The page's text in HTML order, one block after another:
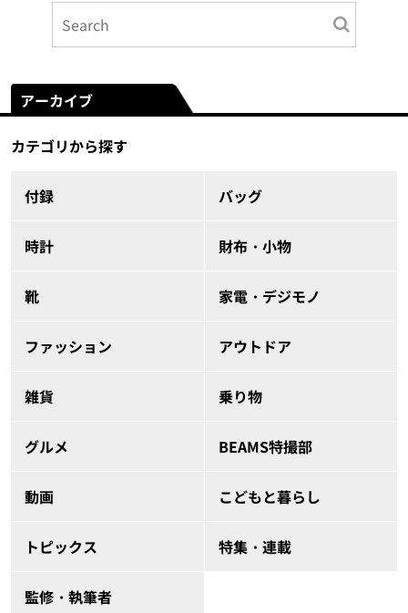
アーカイブ
カテゴリから探す
付録 バッグ
時計 財布・小物
靴 家電・デジモノ
ファッション アウトドア
雑貨 乗り物
グルメ BEAMS特撮部
動画 こどもと暮らし
トピックス 特集・連載
監修・執筆者